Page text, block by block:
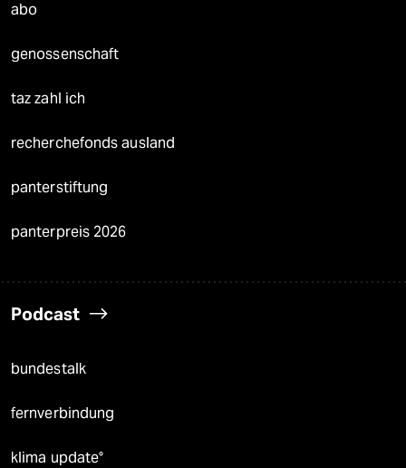
abo
genossenschaft
taz zahl ich
recherchefonds ausland
panterstiftung
panterpreis 2026
Podcast
bundestalk
fernverbindung
klima update°